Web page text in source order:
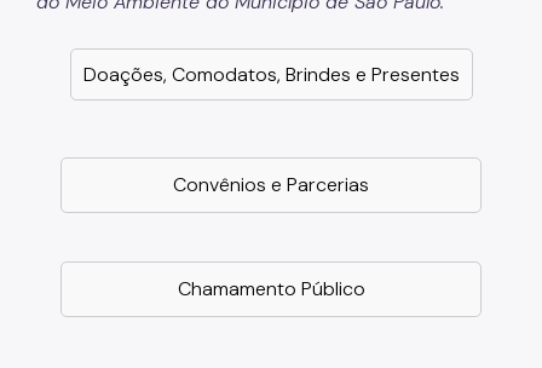
Doações, Comodatos, Brindes e Presentes
Convênios e Parcerias
Chamamento Público